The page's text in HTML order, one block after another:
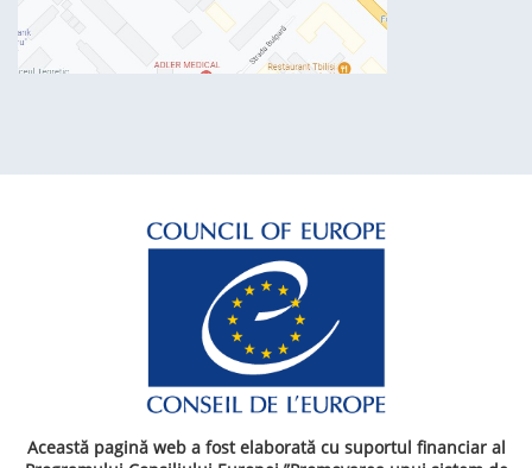
Această pagină web a fost elaborată cu suportul financiar al